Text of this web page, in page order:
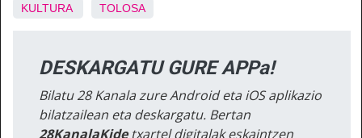
KULTURA TOLOSA
DESKARGATU GURE APPa!
Bilatu 28 Kanala zure Android eta iOS aplikazio
bilatzailean eta deskargatu. Bertan
28KanalaKidetxartel digitalak eskaintzen